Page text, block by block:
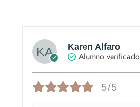
Karen Alfaro
Alumno verificado
5/5